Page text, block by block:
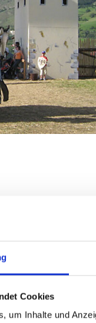
Cookies
um Inhalte und